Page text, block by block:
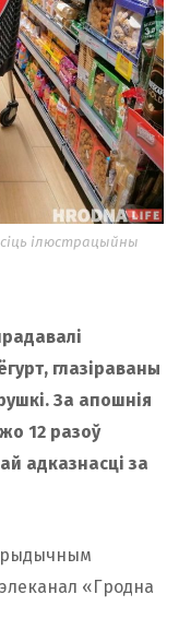
ілюстрацыйны
глазіраваны
За апошнія
12 разоў
адказнасці за
«Гродна